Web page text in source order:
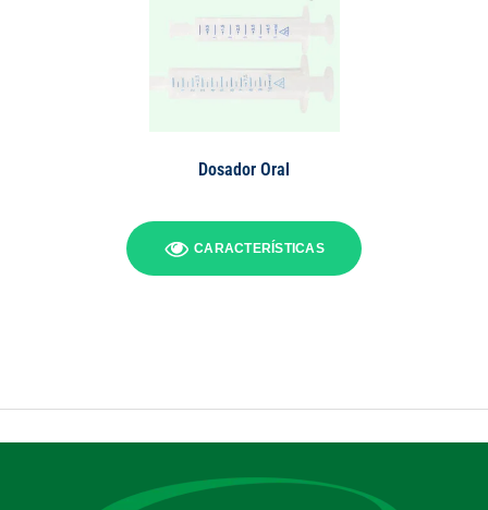
Dosador Oral
CARACTERÍSTICAS